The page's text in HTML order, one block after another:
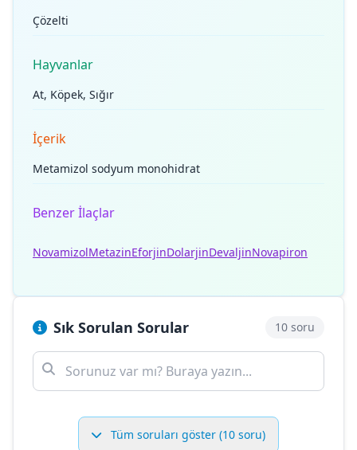
Çözelti
Hayvanlar
At, Köpek, Sığır
İçerik
Metamizol sodyum monohidrat
Benzer İlaçlar
NovamizolMetazinEforjinDolarjinDevaljinNovapiron
Sık Sorulan Sorular 10 soru
Tüm soruları göster (10 soru)